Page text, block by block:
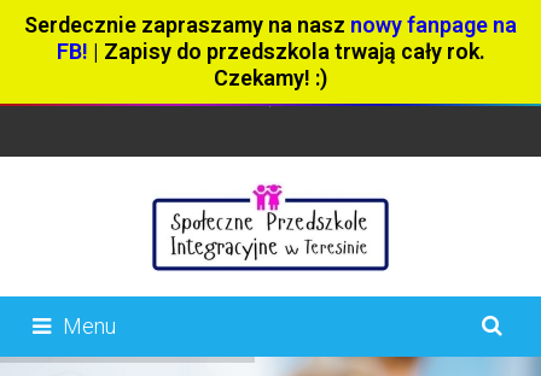
Serdecznie zapraszamy na nasz nowy fanpage na
FB! | Zapisy do przedszkola trwają cały rok.
Czekamy! :)
Menu